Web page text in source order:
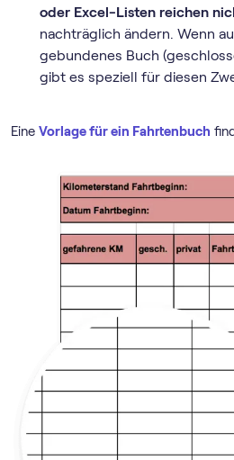
oder Excel-Listen reichen
nachträglich ändern. Wenn
gebundenes Buch
gibt es speziell für diesen
Eine Vorlage für ein Fahrtenbuch